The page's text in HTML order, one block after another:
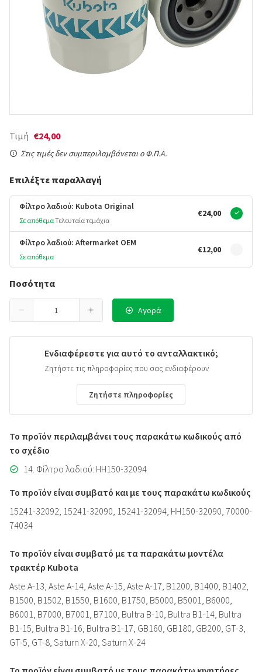
Τιμή €24,00
Στις τιμές δεν συμπεριλαμβάνεται ο Φ.Π.Α.
Επιλέξτε παραλλαγή
Φίλτρο λαδιού: Kubota Original
Σε απόθεμαΤελευταία τεμάχια
€24,00
Φίλτρο λαδιού: Aftermarket OEM
Σε απόθεμα
€12,00
Ποσότητα
Αγορά
Ενδιαφέρεστε για αυτό το ανταλλακτικό;
Ζητήστε τις πληροφορίες που σας ενδιαφέρουν
Ζητήστε πληροφορίες
Το προϊόν περιλαμβάνει τους παρακάτω κωδικούς από
το σχέδιο
14. Φίλτρο λαδιού: HH150-32094
Το προϊόν είναι συμβατό και με τους παρακάτω κωδικούς
15241-32092, 15241-32090, 15241-32094, HH150-32090, 70000-
74034
Το προϊόν είναι συμβατό με τα παρακάτω μοντέλα
τρακτέρ Kubota
Aste A-13, Aste A-14, Aste A-15, Aste A-17, B1200, B1400, B1402,
B1500, B1502, B1550, B1600, B1750, B5000, B5001, B6000,
B6001, B7000, B7001, B7100, Bultra B-10, Bultra B1-14, Bultra
B1-15, Bultra B1-16, Bultra B1-17, GB160, GB180, GB200, GT-3,
GT-5, GT-8, Saturn X-20, Saturn X-24